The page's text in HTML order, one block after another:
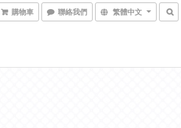
購物車 聯絡我們 繁體中文